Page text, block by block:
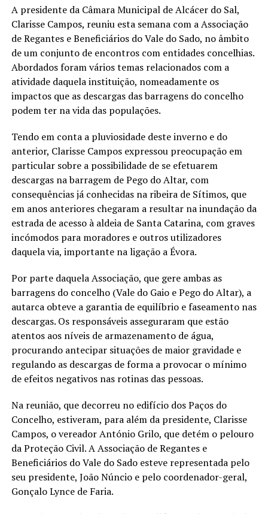
A presidente da Câmara Municipal de Alcácer do Sal,
Clarisse Campos, reuniu esta semana com a Associação
de Regantes e Beneficiários do Vale do Sado, no âmbito
de um conjunto de encontros com entidades concelhias.
Abordados foram vários temas relacionados com a
atividade daquela instituição, nomeadamente os
impactos que as descargas das barragens do concelho
podem ter na vida das populações.
Tendo em conta a pluviosidade deste inverno e do
anterior, Clarisse Campos expressou preocupação em
particular sobre a possibilidade de se efetuarem
descargas na barragem de Pego do Altar, com
consequências já conhecidas na ribeira de Sítimos, que
em anos anteriores chegaram a resultar na inundação da
estrada de acesso à aldeia de Santa Catarina, com graves
incómodos para moradores e outros utilizadores
daquela via, importante na ligação a Évora.
Por parte daquela Associação, que gere ambas as
barragens do concelho (Vale do Gaio e Pego do Altar), a
autarca obteve a garantia de equilíbrio e faseamento nas
descargas. Os responsáveis asseguraram que estão
atentos aos níveis de armazenamento de água,
procurando antecipar situações de maior gravidade e
regulando as descargas de forma a provocar o mínimo
de efeitos negativos nas rotinas das pessoas.
Na reunião, que decorreu no edifício dos Paços do
Concelho, estiveram, para além da presidente, Clarisse
Campos, o vereador António Grilo, que detém o pelouro
da Proteção Civil. A Associação de Regantes e
Beneficiários do Vale do Sado esteve representada pelo
seu presidente, João Núncio e pelo coordenador-geral,
Gonçalo Lynce de Faria.